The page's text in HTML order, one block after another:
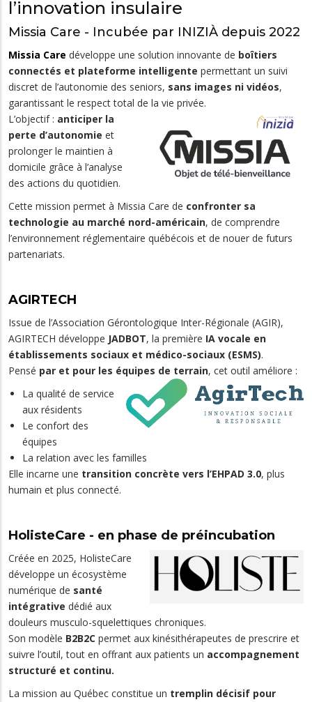
l’innovation insulaire
Missia Care - Incubée par INIZIÀ depuis 2022
Missia Care développe une solution innovante de boîtiers
connectés et plateforme intelligente permettant un suivi
discret de l’autonomie des seniors, sans images ni vidéos,
garantissant le respect total de la vie privée.
L’objectif : anticiper la
perte d’autonomie et
prolonger le maintien à
domicile grâce à l’analyse
des actions du quotidien.
Cette mission permet à Missia Care de confronter sa
technologie au marché nord-américain, de comprendre
l’environnement réglementaire québécois et de nouer de futurs
partenariats.
AGIRTECH
Issue de l’Association Gérontologique Inter-Régionale (AGIR),
AGIRTECH développe JADBOT, la première IA vocale en
établis­sements sociaux et médico-sociaux (ESMS).
Pensé par et pour les équipes de terrain, cet outil améliore :
La qualité de service
aux résidents
Le confort des
équipes
La relation avec les familles
Elle incarne une transition concrète vers l’EHPAD 3.0, plus
humain et plus connecté.
HolisteCare - en phase de préincubation
Créée en 2025, HolisteCare
développe un écosystème
numérique de santé
intégrative dédié aux
douleurs musculo-squelettiques chroniques.
Son modèle B2B2C permet aux kinésithérapeutes de prescrire et
suivre l’outil, tout en offrant aux patients un accompagnement
structuré et continu.
La mission au Québec constitue un tremplin décisif pour